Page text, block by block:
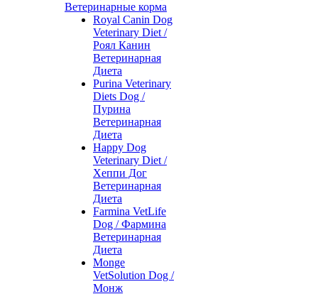
Ветеринарные корма
Royal Canin Dog
Veterinary Diet /
Роял Канин
Ветеринарная
Диета
Purina Veterinary
Diets Dog /
Пурина
Ветеринарная
Диета
Happy Dog
Veterinary Diet /
Хеппи Дог
Ветеринарная
Диета
Farmina VetLife
Dog / Фармина
Ветеринарная
Диета
Monge
VetSolution Dog /
Монж